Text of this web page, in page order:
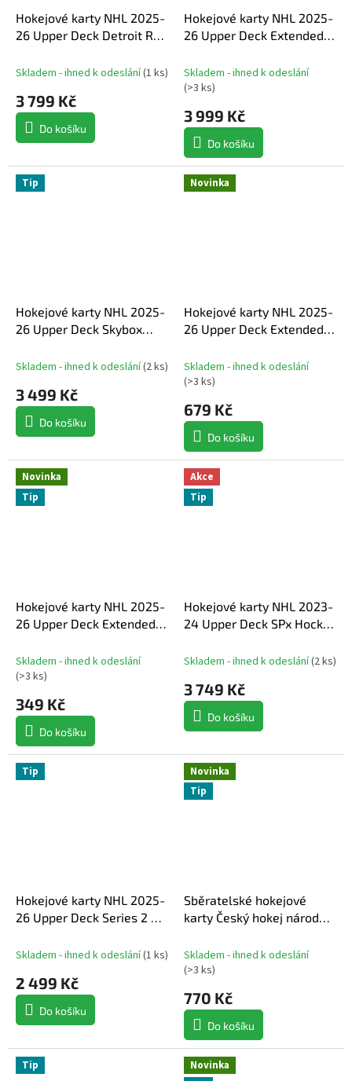
Hokejové karty NHL 2025-
26 Upper Deck Detroit Red
Hobby Box
Skladem - ihned k odeslání(1 ks)
3 799 Kč
Do košíku
Hokejové karty NHL 2025-
26 Upper Deck Extended
Skladem - ihned k odeslání
(>3 ks)
3 999 Kč
Do košíku
Tip
Hokejové karty NHL 2025-
26 Upper Deck Skybox
Skladem - ihned k odeslání(2 ks)
3 499 Kč
Do košíku
Novinka
Hokejové karty NHL 2025-
26 Upper Deck Extended
Skladem - ihned k odeslání
(>3 ks)
679 Kč
Do košíku
Novinka
Tip
Hokejové karty NHL 2025-
26 Upper Deck Extended
Skladem - ihned k odeslání
(>3 ks)
349 Kč
Do košíku
Akce
Tip
Hokejové karty NHL 2023-
24 Upper Deck SPx Hockey
Skladem - ihned k odeslání(2 ks)
3 749 Kč
Do košíku
Tip
Hokejové karty NHL 2025-
26 Upper Deck Series 2 Tin
Skladem - ihned k odeslání(1 ks)
2 499 Kč
Do košíku
Novinka
Tip
Sběratelské hokejové
karty Český hokej národní
2025/2026 Series 1
blaster box
Skladem - ihned k odeslání
(>3 ks)
770 Kč
Do košíku
Tip
Novinka